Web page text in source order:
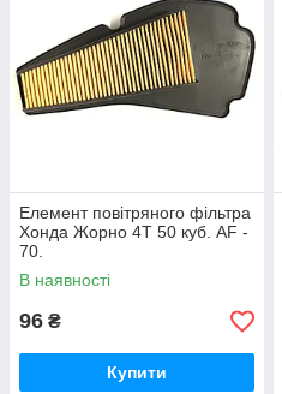
Елемент повітряного фільтра
Хонда Жорно 4T 50 куб. AF -
70.
В наявності
96 ₴
Купити